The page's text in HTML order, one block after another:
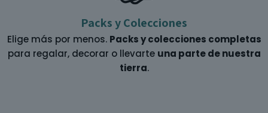
Packs y Colecciones
Elige más por menos. Packs y colecciones completas
para regalar, decorar o llevarte una parte de nuestra
tierra.